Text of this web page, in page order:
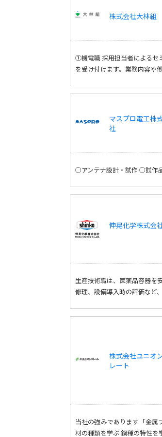
株式会社大林組
①機電職 採用担当者によるセ
を受け付けます。業務内容や
マスプロ電工株
社
○アンテナ設計・試作 ○試
伸晃化学株式会
生産技術職は、医薬品容器を
修理、設備導入時の評価など
株式会社ユニオ
レート
当社の強みであります「金
材の種類を学ぶ 鋼種の特性を